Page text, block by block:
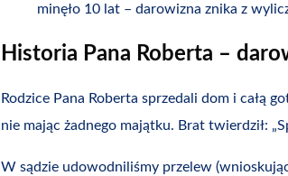
minęło 10 lat – darowizna znika z
Historia Pana Roberta –
Rodzice Pana Roberta sprzedali dom i całą
nie mając żadnego majątku. Brat twierdził:
W sądzie udowodniliśmy przelew